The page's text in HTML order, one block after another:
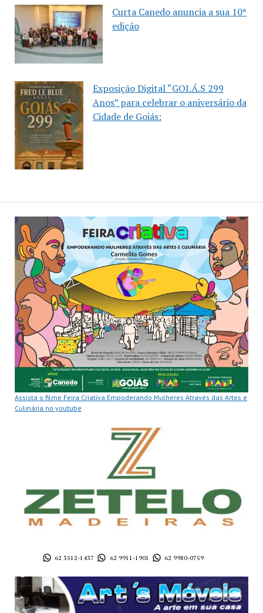
Curta Canedo anuncia a sua 10ª
edição
Exposição Digital “GOI.Á.S 299
Anos” para celebrar o aniversário da
Cidade de Goiás:
Assista o filme Feira Criativa Empoderando Mulheres Através das Artes e
Culinária no youtube
62 3512-1437 62 9911-1901 62 9980-0759